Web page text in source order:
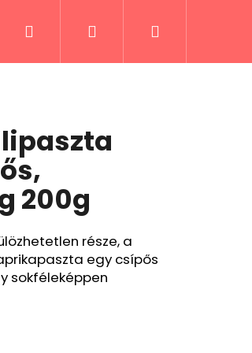
és receptek Italok
Keresés Bejelentkezés
200g
része, a
egy csípős
sokféleképpen